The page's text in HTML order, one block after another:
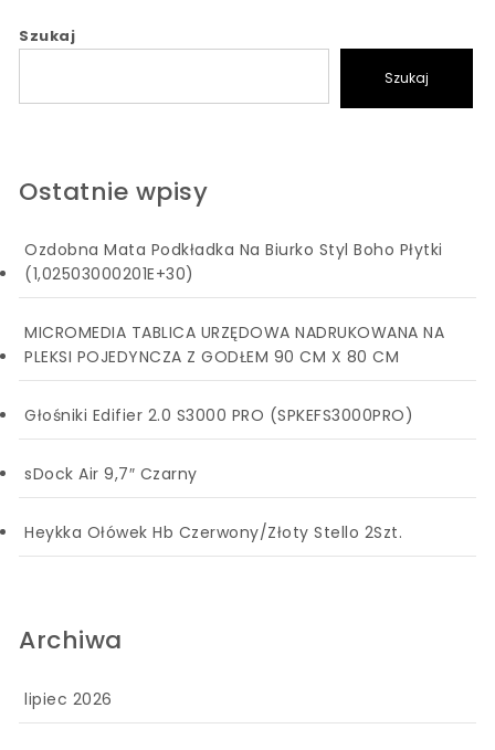
Szukaj
Szukaj
Ostatnie wpisy
Ozdobna Mata Podkładka Na Biurko Styl Boho Płytki
(1,02503000201E+30)
MICROMEDIA TABLICA URZĘDOWA NADRUKOWANA NA
PLEKSI POJEDYNCZA Z GODŁEM 90 CM X 80 CM
Głośniki Edifier 2.0 S3000 PRO (SPKEFS3000PRO)
sDock Air 9,7″ Czarny
Heykka Ołówek Hb Czerwony/Złoty Stello 2Szt.
Archiwa
lipiec 2026